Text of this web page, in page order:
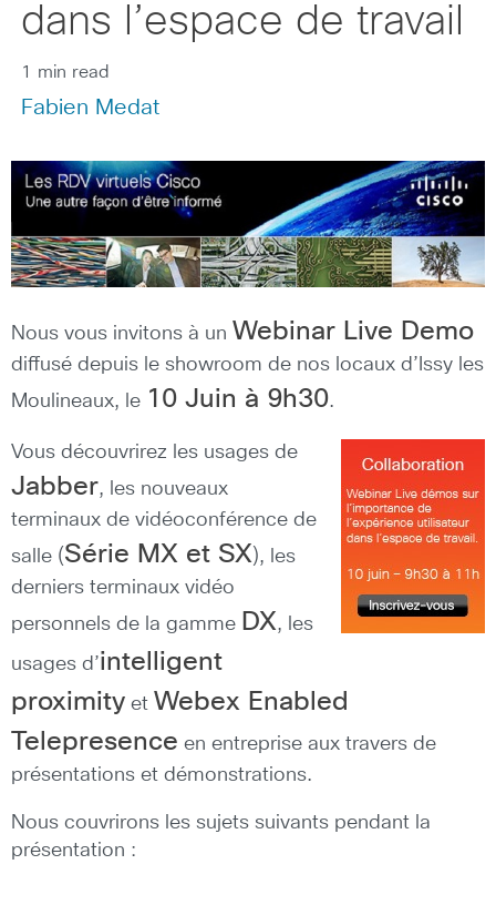
dans l’espace de travail
1 min read
Fabien Medat
Nous vous invitons à un Webinar Live Demo
diffusé depuis le showroom de nos locaux d’Issy les
Moulineaux, le 10 Juin à 9h30.
Vous découvrirez les usages de
Jabber, les nouveaux
terminaux de vidéoconférence de
salle (Série MX et SX), les
derniers terminaux vidéo
personnels de la gamme DX, les
usages d’intelligent
proximity et Webex Enabled
Telepresence en entreprise aux travers de
présentations et démonstrations.
Nous couvrirons les sujets suivants pendant la
présentation :